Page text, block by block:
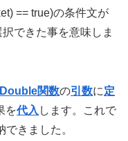
== true)の条件文が
できた事を意味しま
関数の引数に定
を代入 します。これで
きました。